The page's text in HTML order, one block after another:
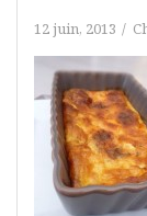
12 juin, 2013